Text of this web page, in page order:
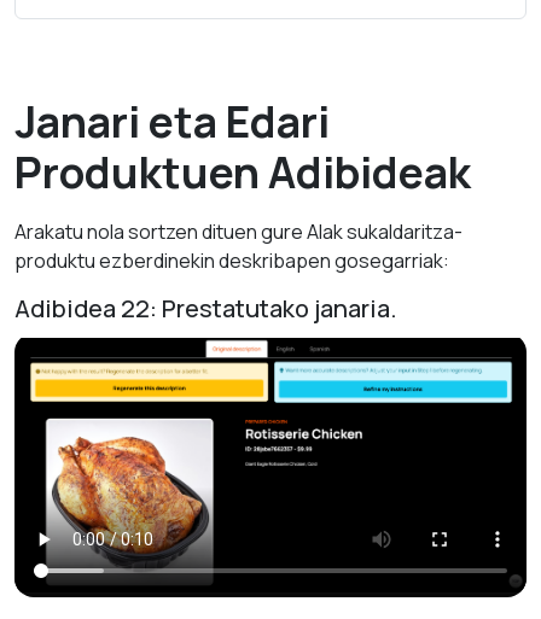
Janari eta Edari
Produktuen Adibideak
Arakatu nola sortzen dituen gure AIak sukaldaritza-
produktu ezberdinekin deskribapen gosegarriak:
Adibidea 22: Prestatutako janaria.